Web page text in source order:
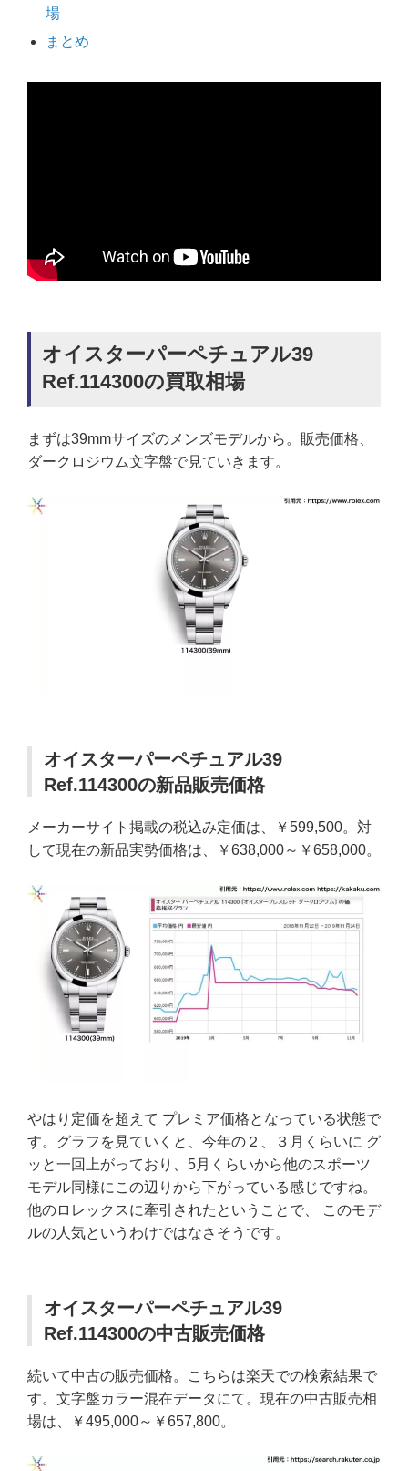
場
まとめ
オイスターパーペチュアル39
Ref.114300の買取相場
まずは39mmサイズのメンズモデルから。販売価格、
ダークロジウム文字盤で見ていきます。
オイスターパーペチュアル39
Ref.114300の新品販売価格
メーカーサイト掲載の税込み定価は、￥599,500。対
して現在の新品実勢価格は、￥638,000～￥658,000。
やはり定価を超えて プレミア価格となっている状態で
す。グラフを見ていくと、今年の２、３月くらいに グ
ッと一回上がっており、5月くらいから他のスポーツ
モデル同様にこの辺りから下がっている感じですね。
他のロレックスに牽引されたということで、 このモデ
ルの人気というわけではなさそうです。
オイスターパーペチュアル39
Ref.114300の中古販売価格
続いて中古の販売価格。こちらは楽天での検索結果で
す。文字盤カラー混在データにて。現在の中古販売相
場は、￥495,000～￥657,800。